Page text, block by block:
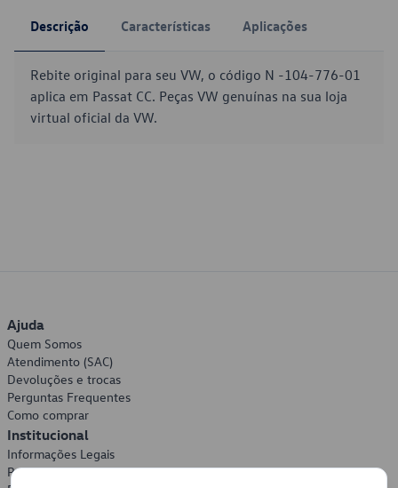
Descrição Características Aplicações
Rebite original para seu VW, o código N -104-776-01
aplica em Passat CC. Peças VW genuínas na sua loja
virtual oficial da VW.
Ajuda
Quem Somos
Atendimento (SAC)
Devoluções e trocas
Perguntas Frequentes
Como comprar
Institucional
Informações Legais
Política de Privacidade